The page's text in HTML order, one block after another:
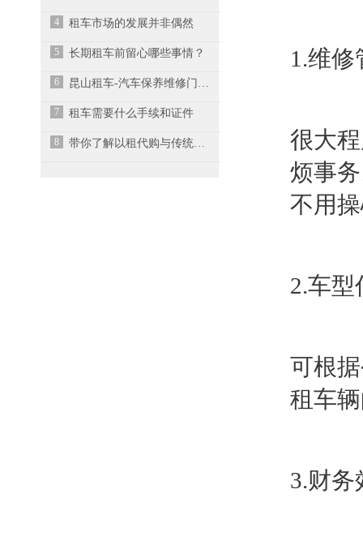
4 租车市场的发展并非偶然
5 长期租车前留心哪些事情？
6 昆山租车-汽车保养维修门道多，车主需要多留几个心眼
7 租车需要什么手续和证件
8 带你了解以租代购与传统的租车业务有什么区别
1.维修
很大
烦事
不用
2.车型
可根
租车
3.财务